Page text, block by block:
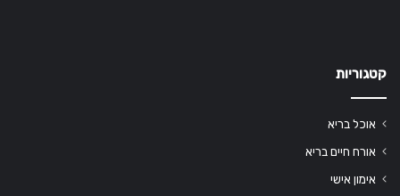
קטגוריות
אוכל בריא
אורח חיים בריא
אימון אישי